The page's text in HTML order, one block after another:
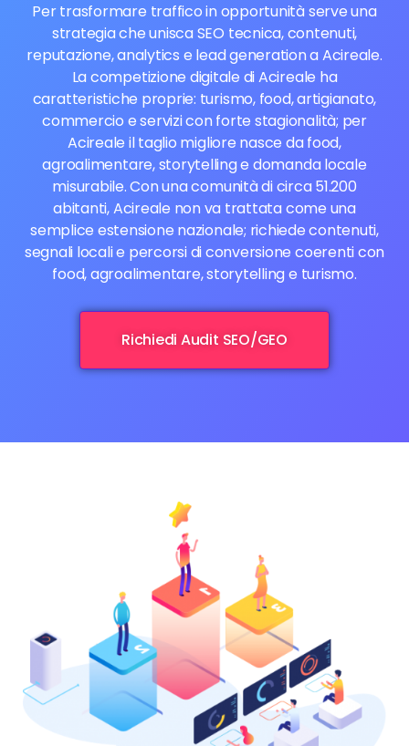
Per trasformare traffico in opportunità serve una
strategia che unisca SEO tecnica, contenuti,
reputazione, analytics e lead generation a Acireale.
La competizione digitale di Acireale ha
caratteristiche proprie: turismo, food, artigianato,
commercio e servizi con forte stagionalità; per
Acireale il taglio migliore nasce da food,
agroalimentare, storytelling e domanda locale
misurabile. Con una comunità di circa 51.200
abitanti, Acireale non va trattata come una
semplice estensione nazionale; richiede contenuti,
segnali locali e percorsi di conversione coerenti con
food, agroalimentare, storytelling e turismo.
Richiedi Audit SEO/GEO